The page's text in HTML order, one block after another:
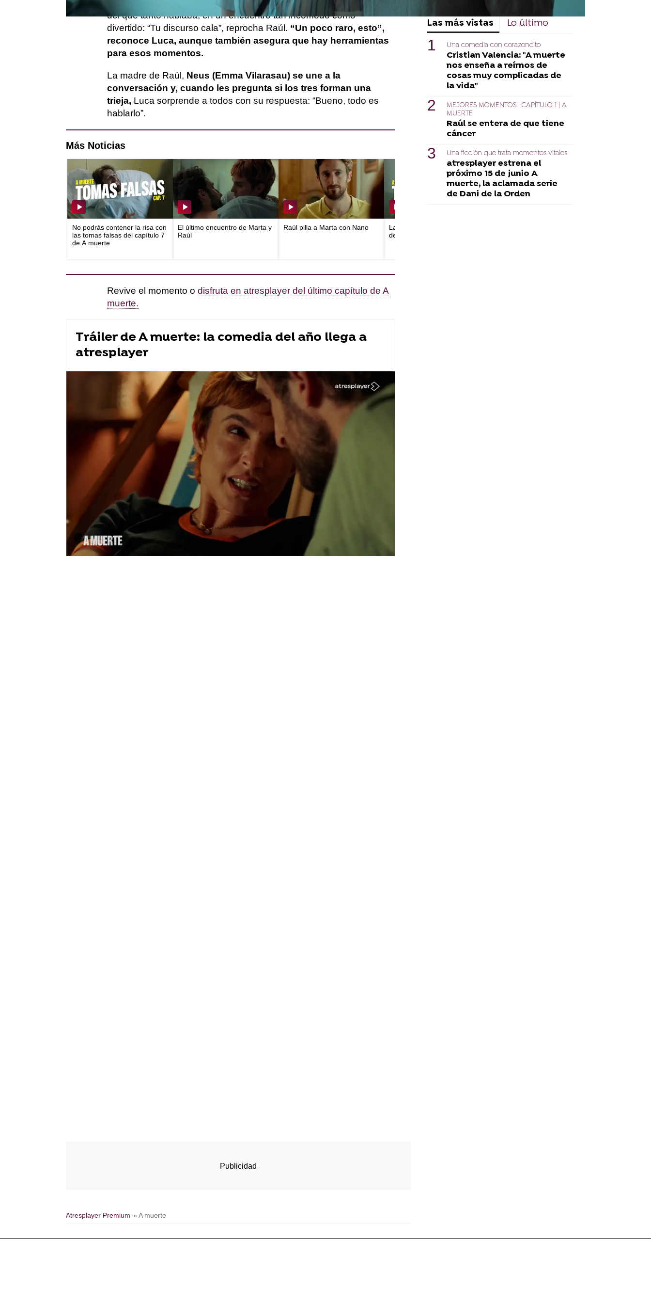
hasta hace días era su novia, y que resulta ser el coach emocional
del que tanto hablaba, en un encuentro tan incómodo como
divertido: “Tu discurso cala”, reprocha Raúl. “Un poco raro, esto”,
reconoce Luca, aunque también asegura que hay herramientas
para esos momentos.
La madre de Raúl, Neus (Emma Vilarasau) se une a la
conversación y, cuando les pregunta si los tres forman una
trieja, Luca sorprende a todos con su respuesta: “Bueno, todo es
hablarlo”.
Más Noticias
No podrás contener la risa con
las tomas falsas del capítulo 7
de A muerte
El último encuentro de Marta y
Raúl
Raúl pilla a Marta con Nano
Las tomas falsas del capítulo 6
de A muerte
Revive el momento o disfruta en atresplayer del último capítulo de A
muerte.
Tráiler de A muerte: la comedia del año llega a
atresplayer
series atresplayer series Atresmedia
Atresplayer Premium » A muerte
Las más vistas Lo último
Una comedia con corazoncito
Cristian Valencia: "A muerte
nos enseña a reírnos de
cosas muy complicadas de
la vida"
MEJORES MOMENTOS | CAPÍTULO 1 | A
MUERTE
Raúl se entera de que tiene
cáncer
Una ficción que trata momentos vitales
atresplayer estrena el
próximo 15 de junio A
muerte, la aclamada serie
de Dani de la Orden